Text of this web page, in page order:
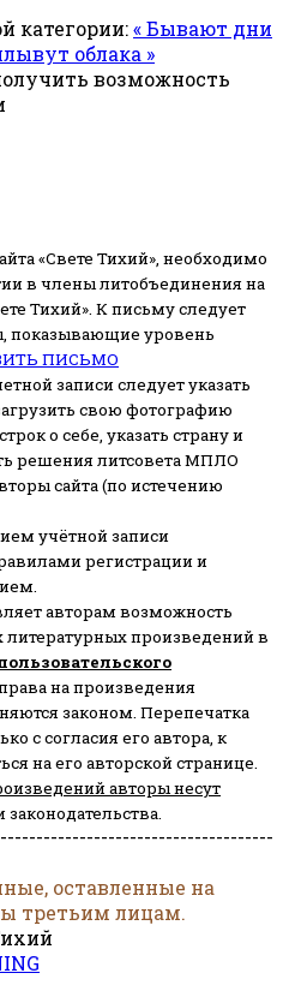
категории:« Бывают дни
облака »
возможность
«Свете Тихий», необходимо
в члены литобъединения на
Тихий». К письму следует
показывающие уровень
ПИСЬМО
записи следует указать
свою фотографию
о себе, указать страну и
решения литсовета МПЛО
сайта (по истечению
учётной записи
регистрации и
авторам возможность
произведений в
на произведения
законом. Перепечатка
с согласия его автора, к
на его авторской странице.
авторы несут
оставленные на
третьим лицам.